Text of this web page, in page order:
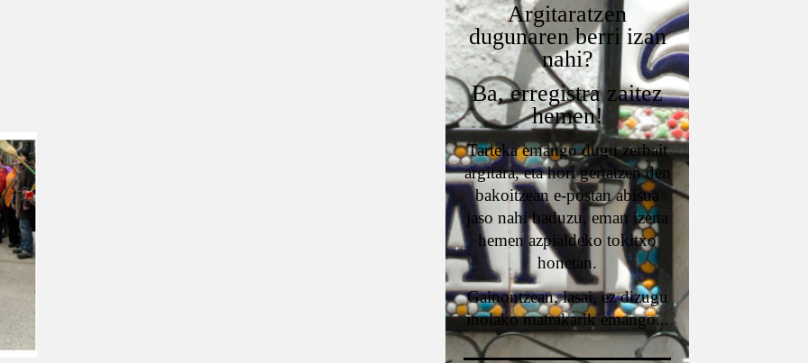
Argitaratzen
dugunaren berri izan
nahi?
Ba, erregistra zaitez
hemen!
Tarteka emango dugu zerbait
argitara, eta hori gertatzen den
bakoitzean e-postan abisua
jaso nahi baduzu, eman izena
hemen azpialdeko tokitxo
honetan.
Gainontzean, lasai, ez dizugu
inolako matrakarik emango...